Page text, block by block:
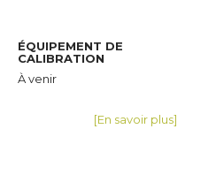
ÉQUIPEMENT DE
CALIBRATION
À venir
[En savoir plus]